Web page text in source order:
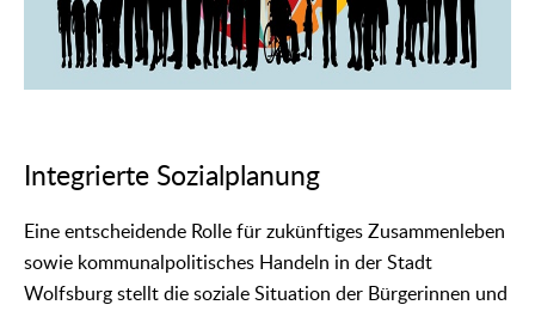
Integrierte Sozialplanung
Eine entscheidende Rolle für zukünftiges Zusammenleben
sowie kommunalpolitisches Handeln in der Stadt
Wolfsburg stellt die soziale Situation der Bürgerinnen und